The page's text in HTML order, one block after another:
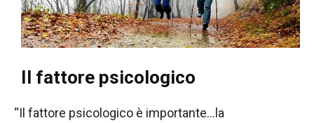
Il fattore psicologico
“Il fattore psicologico è importante…la